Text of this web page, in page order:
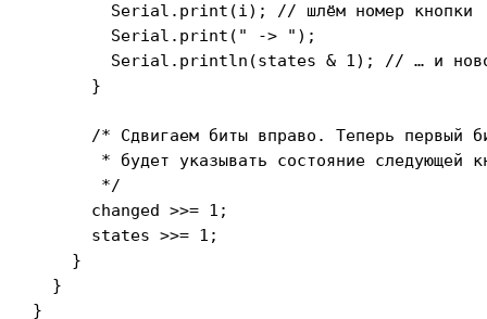
        Serial.print(i); // шлём номер кнопки
        Serial.print(" -> ");
Serial.println(states & 1); // … и
      }
/* Сдвигаем биты вправо. Теперь первый
* будет указывать состояние следующей
       */
      changed >>= 1;
      states >>= 1;
    }
  }
}